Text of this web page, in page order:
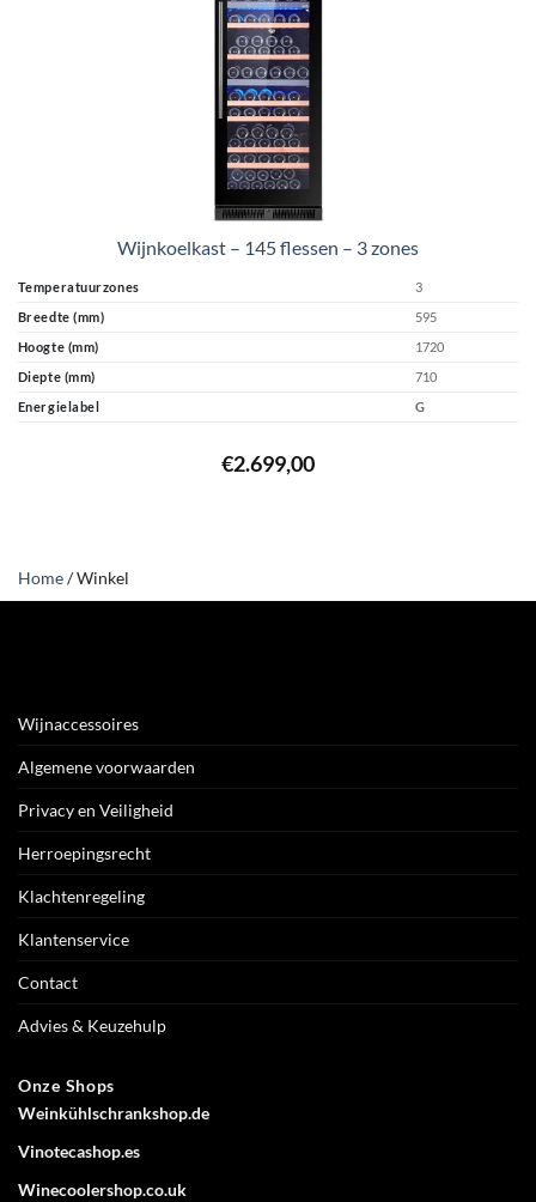
Wijnkoelkast – 145 flessen – 3 zones
Temperatuurzones
3
Breedte (mm)
595
Hoogte (mm)
1720
Diepte (mm)
710
Energielabel
G
€2.699,00
Home/Winkel
Wijnaccessoires
Algemene voorwaarden
Privacy en Veiligheid
Herroepingsrecht
Klachtenregeling
Klantenservice
Contact
Advies & Keuzehulp
Onze Shops
Weinkühlschrankshop.de
Vinotecashop.es
Winecoolershop.co.uk